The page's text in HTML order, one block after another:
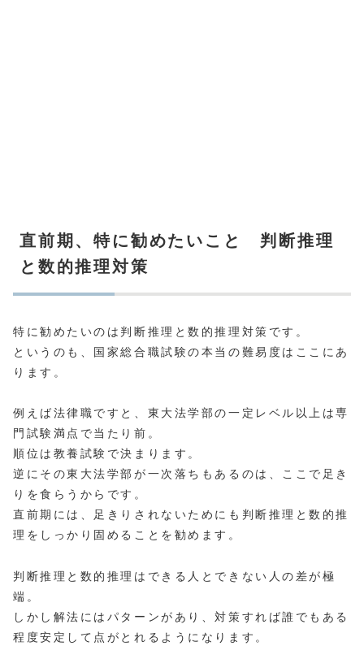
直前期、特に勧めたいこと 判断推理
と数的推理対策
特に勧めたいのは判断推理と数的推理対策です。
というのも、国家総合職試験の本当の難易度はここにあ
ります。
例えば法律職ですと、東大法学部の一定レベル以上は専
門試験満点で当たり前。
順位は教養試験で決まります。
逆にその東大法学部が一次落ちもあるのは、ここで足き
りを食らうからです。
直前期には、足きりされないためにも判断推理と数的推
理をしっかり固めることを勧めます。
判断推理と数的推理はできる人とできない人の差が極
端。
しかし解法にはパターンがあり、対策すれば誰でもある
程度安定して点がとれるようになります。